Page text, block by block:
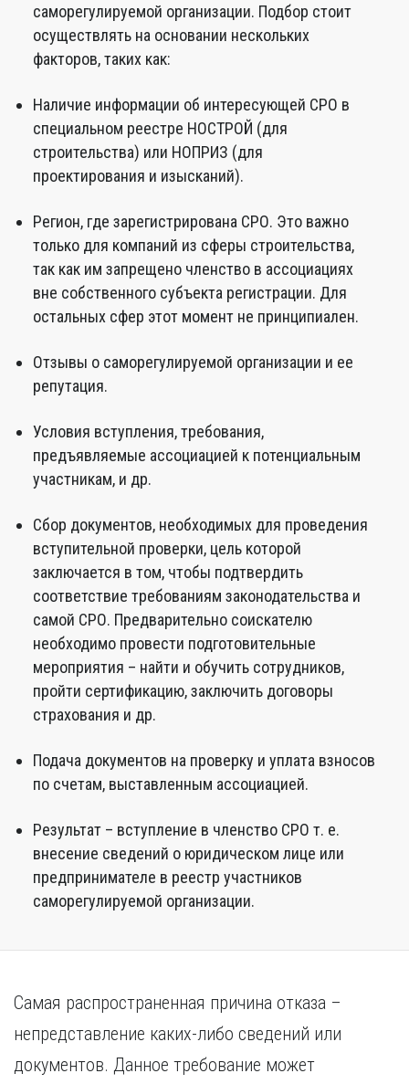
саморегулируемой организации. Подбор стоит
осуществлять на основании нескольких
факторов, таких как:
Наличие информации об интересующей СРО в
специальном реестре НОСТРОЙ (для
строительства) или НОПРИЗ (для
проектирования и изысканий).
Регион, где зарегистрирована СРО. Это важно
только для компаний из сферы строительства,
так как им запрещено членство в ассоциациях
вне собственного субъекта регистрации. Для
остальных сфер этот момент не принципиален.
Отзывы о саморегулируемой организации и ее
репутация.
Условия вступления, требования,
предъявляемые ассоциацией к потенциальным
участникам, и др.
Сбор документов, необходимых для проведения
вступительной проверки, цель которой
заключается в том, чтобы подтвердить
соответствие требованиям законодательства и
самой СРО. Предварительно соискателю
необходимо провести подготовительные
мероприятия – найти и обучить сотрудников,
пройти сертификацию, заключить договоры
страхования и др.
Подача документов на проверку и уплата взносов
по счетам, выставленным ассоциацией.
Результат – вступление в членство СРО т. е.
внесение сведений о юридическом лице или
предпринимателе в реестр участников
саморегулируемой организации.
Самая распространенная причина отказа –
непредставление каких-либо сведений или
документов. Данное требование может